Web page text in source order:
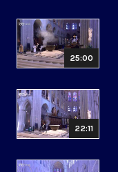
25:00
22:11